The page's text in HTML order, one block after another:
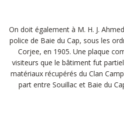
On doit également à M. H. J.
police de Baie du Cap, sous les
Corjee, en 1905. Une plaque
visiteurs que le bâtiment fut
matériaux récupérés du Clan
part entre Souillac et Baie du